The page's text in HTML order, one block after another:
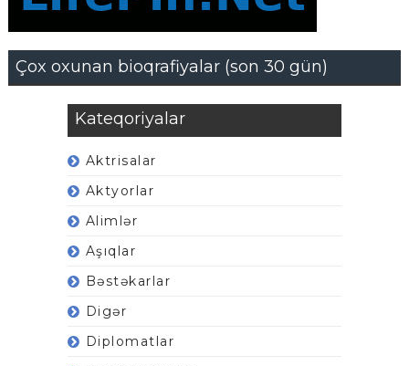
Çox oxunan bioqrafiyalar (son 30 gün)
Kateqoriyalar
Aktrisalar
Aktyorlar
Alimlər
Aşıqlar
Bəstəkarlar
Digər
Diplomatlar